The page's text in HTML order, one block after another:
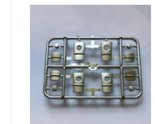
À propos de nous